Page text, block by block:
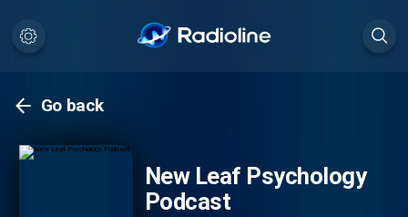
Go back
New Leaf Psychology
Podcast